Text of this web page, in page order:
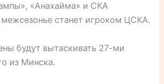
«Анахайма» и СКА
станет игроком ЦСКА.
будут вытаскивать 27-ми
из Минска.